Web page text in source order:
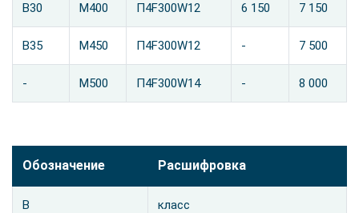
В30 М400 П4F300W12 6 150 7 150
В35 М450 П4F300W12 - 7 500
- М500 П4F300W14 - 8 000
Обозначение Расшифровка
В класс